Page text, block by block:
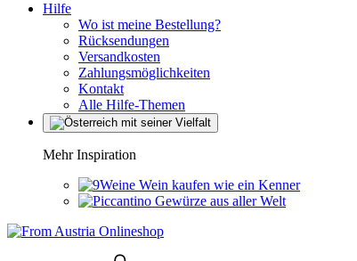
Hilfe
Wo ist meine Bestellung?
Rücksendungen
Versandkosten
Zahlungsmöglichkeiten
Kontakt
Alle Hilfe-Themen
Mehr Inspiration
Wein kaufen wie ein Kenner
Gewürze aus aller Welt